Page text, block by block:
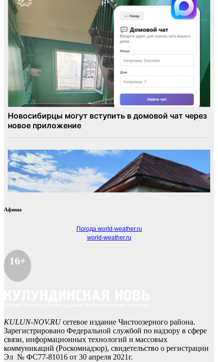
Афиша
Погода world-weather.ru
world-weather.ru
16+
KULUN-NOV.RUсетевое издание Чистоозерного района.
Зарегистрировано Федеральной службой по надзору в сфере
связи, информационных технологий и массовых
коммуникаций (Роскомнадзор), свидетельство о регистрации
Эл № ФС77-81016 от 30 апреля 2021г.